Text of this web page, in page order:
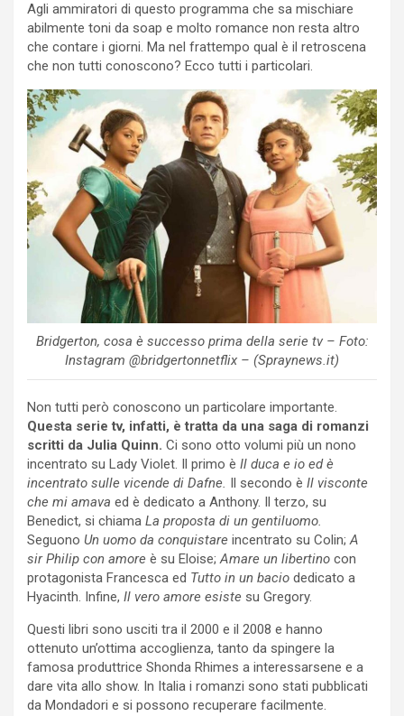
Agli ammiratori di questo programma che sa mischiare
abilmente toni da soap e molto romance non resta altro
che contare i giorni. Ma nel frattempo qual è il retroscena
che non tutti conoscono? Ecco tutti i particolari.
Bridgerton, cosa è successo prima della serie tv – Foto:
Instagram @bridgertonnetflix – (Spraynews.it)
Non tutti però conoscono un particolare importante.
Questa serie tv, infatti, è tratta da una saga di romanzi
scritti da Julia Quinn. Ci sono otto volumi più un nono
incentrato su Lady Violet. Il primo è Il duca e io ed è
incentrato sulle vicende di Dafne. Il secondo è Il visconte
che mi amava ed è dedicato a Anthony. Il terzo, su
Benedict, si chiama La proposta di un gentiluomo.
Seguono Un uomo da conquistare incentrato su Colin;A
sir Philip con amore è su Eloise;Amare un libertino con
protagonista Francesca ed Tutto in un bacio dedicato a
Hyacinth. Infine, Il vero amore esiste su Gregory.
Questi libri sono usciti tra il 2000 e il 2008 e hanno
ottenuto un’ottima accoglienza, tanto da spingere la
famosa produttrice Shonda Rhimes a interessarsene e a
dare vita allo show. In Italia i romanzi sono stati pubblicati
da Mondadori e si possono recuperare facilmente.